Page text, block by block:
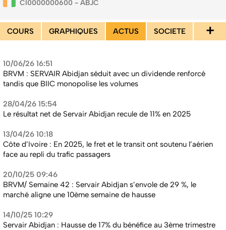
CI0000000600 - ABJC
COURS GRAPHIQUES ACTUS SOCIETE +
10/06/26 16:51
BRVM : SERVAIR Abidjan séduit avec un dividende renforcé
tandis que BIIC monopolise les volumes
28/04/26 15:54
Le résultat net de Servair Abidjan recule de 11% en 2025
13/04/26 10:18
Côte d’Ivoire : En 2025, le fret et le transit ont soutenu l’aérien
face au repli du trafic passagers
20/10/25 09:46
BRVM/ Semaine 42 : Servair Abidjan s’envole de 29 %, le
marché aligne une 10ème semaine de hausse
14/10/25 10:29
Servair Abidjan : Hausse de 17% du bénéfice au 3ème trimestre